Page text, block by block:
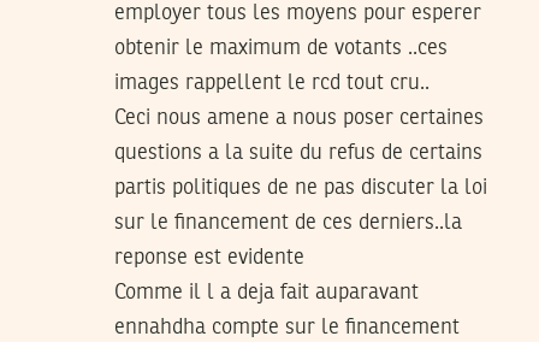
employer tous les moyens pour esperer
obtenir le maximum de votants ..ces
images rappellent le rcd tout cru..
Ceci nous amene a nous poser certaines
questions a la suite du refus de certains
partis politiques de ne pas discuter la loi
sur le financement de ces derniers..la
reponse est evidente
Comme il l a deja fait auparavant
ennahdha compte sur le financement